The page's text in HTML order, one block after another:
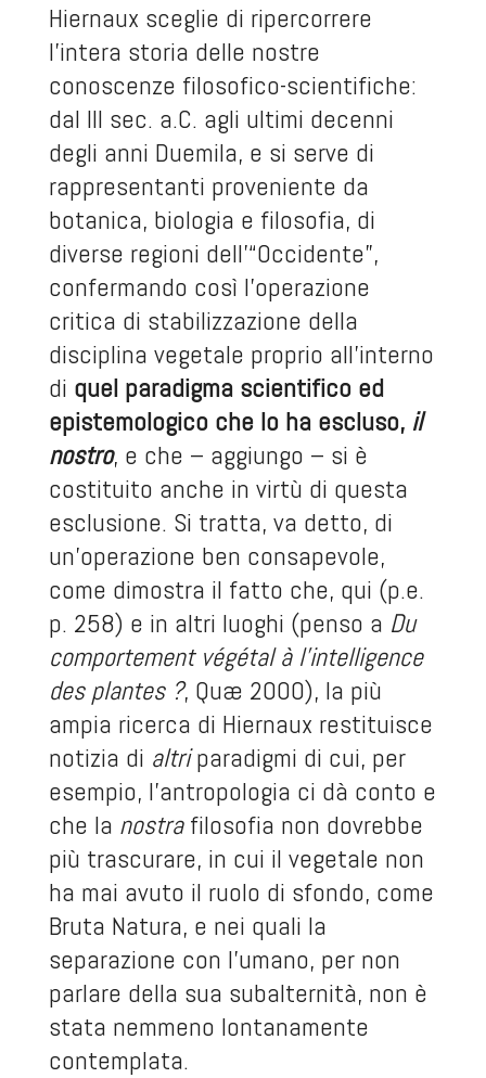
Hiernaux sceglie di ripercorrere
l’intera storia delle nostre
conoscenze filosofico-scientifiche:
dal III sec. a.C. agli ultimi decenni
degli anni Duemila, e si serve di
rappresentanti proveniente da
botanica, biologia e filosofia, di
diverse regioni dell’“Occidente”,
confermando così l’operazione
critica di stabilizzazione della
disciplina vegetale proprio all’interno
di quel paradigma scientifico ed
epistemologico che lo ha escluso, il
nostro, e che – aggiungo – si è
costituito anche in virtù di questa
esclusione. Si tratta, va detto, di
un’operazione ben consapevole,
come dimostra il fatto che, qui (p.e.
p. 258) e in altri luoghi (penso a Du
comportement végétal à l’intelligence
des plantes ?, Quæ 2000), la più
ampia ricerca di Hiernaux restituisce
notizia di altriparadigmi di cui, per
esempio, l’antropologia ci dà conto e
che la nostrafilosofia non dovrebbe
più trascurare, in cui il vegetale non
ha mai avuto il ruolo di sfondo, come
Bruta Natura, e nei quali la
separazione con l’umano, per non
parlare della sua subalternità, non è
stata nemmeno lontanamente
contemplata.